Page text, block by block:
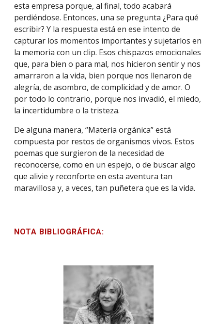
esta empresa porque, al final, todo acabará
perdiéndose. Entonces, una se pregunta ¿Para qué
escribir? Y la respuesta está en ese intento de
capturar los momentos importantes y sujetarlos en
la memoria con un clip. Esos chispazos emocionales
que, para bien o para mal, nos hicieron sentir y nos
amarraron a la vida, bien porque nos llenaron de
alegría, de asombro, de complicidad y de amor. O
por todo lo contrario, porque nos invadió, el miedo,
la incertidumbre o la tristeza.
De alguna manera, “Materia orgánica” está
compuesta por restos de organismos vivos. Estos
poemas que surgieron de la necesidad de
reconocerse, como en un espejo, o de buscar algo
que alivie y reconforte en esta aventura tan
maravillosa y, a veces, tan puñetera que es la vida.
NOTA BIBLIOGRÁFICA: